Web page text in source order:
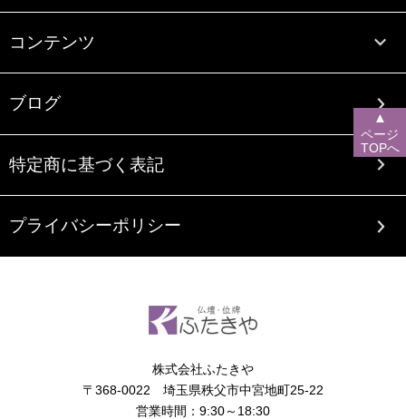
コンテンツ
ブログ
特定商に基づく表記
プライバシーポリシー
株式会社ふたきや
〒368-0022 埼玉県秩父市中宮地町25-22
営業時間：9:30～18:30
▲
ページ
TOPへ